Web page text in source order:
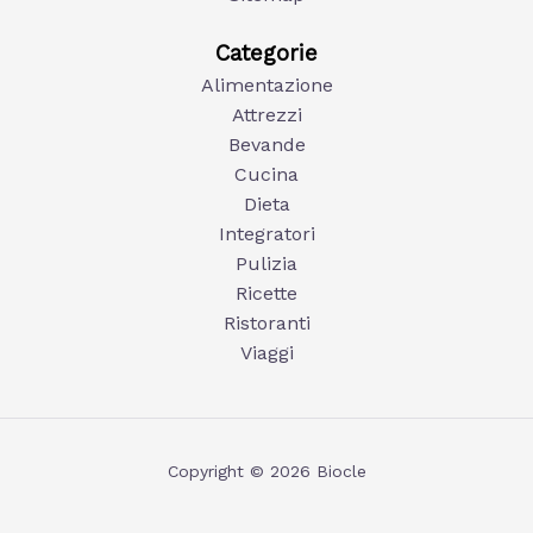
Categorie
Alimentazione
Attrezzi
Bevande
Cucina
Dieta
Integratori
Pulizia
Ricette
Ristoranti
Viaggi
Copyright © 2026 Biocle